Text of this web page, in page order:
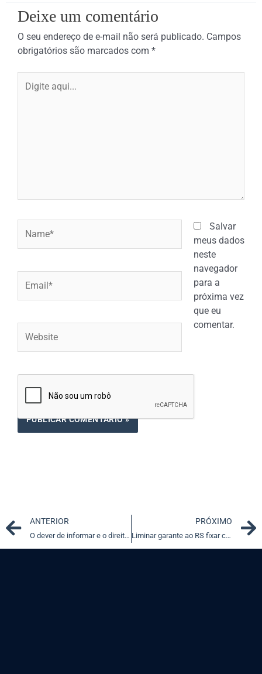
Deixe um comentário
O seu endereço de e-mail não será publicado. Campos
obrigatórios são marcados com *
aqui...
Salvar
meus dados
neste
navegador
para a
próxima vez
que eu
comentar.
Prev
ANTERIOR
O dever de informar e o direito à informação
PRÓXIMO
Liminar garante ao RS fixar contribuição previdenciária de militares